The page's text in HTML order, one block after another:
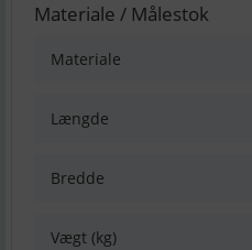
Materiale / Målestok
Materiale
Længde
Bredde
Vægt (kg)